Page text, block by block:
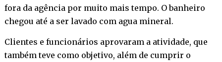
fora da agência por muito mais tempo. O banheiro
chegou até a ser lavado com agua mineral.
Clientes e funcionários aprovaram a atividade, que
também teve como objetivo, além de cumprir o